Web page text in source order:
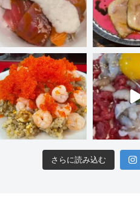
さらに読み込む